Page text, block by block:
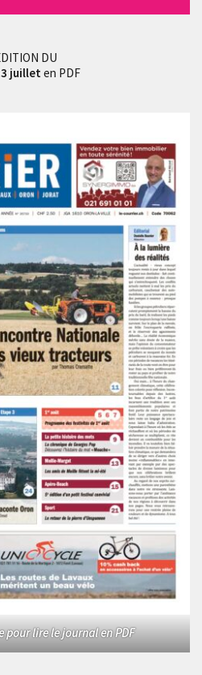
DU
juillet en PDF
pour lire le journal en PDF